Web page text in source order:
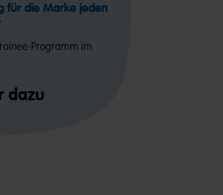
für die Marke jeden
Programm im
dazu